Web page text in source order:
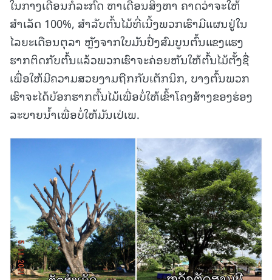
ໃນກາງເດືອນກໍລະກົດ ຫາເດືອນສິງຫາ ຄາດວ່າຈະໃຫ້
ສຳເລັດ 100%, ສຳລັບຕົ້ນໄມ້ທີ່ເນີ້ງພວກເຮົາມີແຜນຢູ່ໃນ
ໄລຍະເດືອນຕຸລາ ຫຼັງຈາກໃບມັນປົ່ງສົມບູນຕົ້ນແຂງແຮງ
ຮາກຕິດກັບຕົ້ນແລ້ວພວກເຮົາຈະຄ່ອຍຫັນໃຫ້ຕົ້ນໄມ້ຕັ້ງຊື່
ເພື່ອໃຫ້ມີຄວາມສວຍງາມຖືກກັບເຕັກນິກ, ບາງຕົ້ນພວກ
ເຮົາຈະໄດ້ບັອກຮາກຕົ້ນໄມ້ເພື່ອບໍ່ໃຫ້ເຂົ້າໂຄງສ້າງຂອງຮ່ອງ
ລະບາຍນໍ້າເພື່ອບໍ່ໃຫ້ມັນເປ່ເພ.